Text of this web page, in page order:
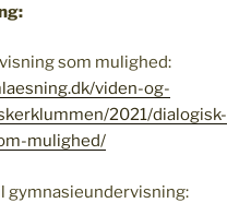
som mulighed:
viden-og-
2021/dialogisk-
mulighed/
gymnasieundervisning: